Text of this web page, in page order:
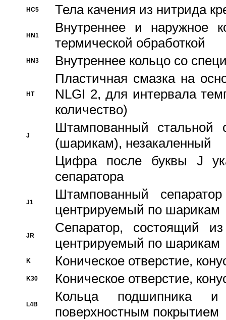
HC5 Тела качения из нитрида
HN1
Bнутреннее и наружное
термической обработкой
HN3 Внутреннее кольцо со
HT
Пластичная смазка на
NLGI 2, для интервала
количество)
J
Штампованный стальной
(шарикам), незакаленный
Цифра после буквы J
сепаратора
J1
Штампованный
центрируемый по шарикам
JR
Сепаратор, состоящий
центрируемый по шарикам
K Коническое отверстие,
K30 Коническое отверстие,
L4B
Кольца подшипника
поверхностным покрытием